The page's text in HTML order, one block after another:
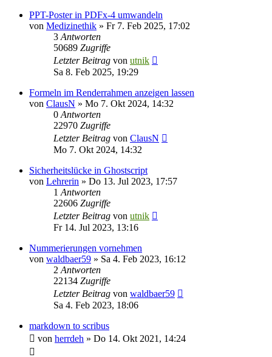
PPT-Poster in PDFx-4 umwandeln
von Medizinethik » Fr 7. Feb 2025, 17:02
3 Antworten
50689 Zugriffe
Letzter Beitrag von utnik
Sa 8. Feb 2025, 19:29
Formeln im Renderrahmen anzeigen lassen
von ClausN » Mo 7. Okt 2024, 14:32
0 Antworten
22970 Zugriffe
Letzter Beitrag von ClausN
Mo 7. Okt 2024, 14:32
Sicherheitslücke in Ghostscript
von Lehrerin » Do 13. Jul 2023, 17:57
1 Antworten
22606 Zugriffe
Letzter Beitrag von utnik
Fr 14. Jul 2023, 13:16
Nummerierungen vornehmen
von waldbaer59 » Sa 4. Feb 2023, 16:12
2 Antworten
22134 Zugriffe
Letzter Beitrag von waldbaer59
Sa 4. Feb 2023, 18:06
markdown to scribus
von herrdeh » Do 14. Okt 2021, 14:24